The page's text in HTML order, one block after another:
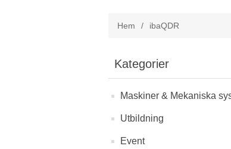
Hem / ibaQDR
Kategorier
Maskiner & Mekaniska
Utbildning
Event